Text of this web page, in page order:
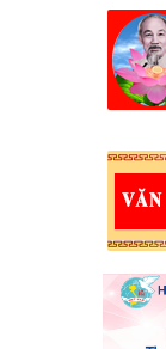
KẾ HOẠCH Tổ
vận hành Ứng
vệ môi trường, vì
Triển khai thực
phụ nữ tham gia